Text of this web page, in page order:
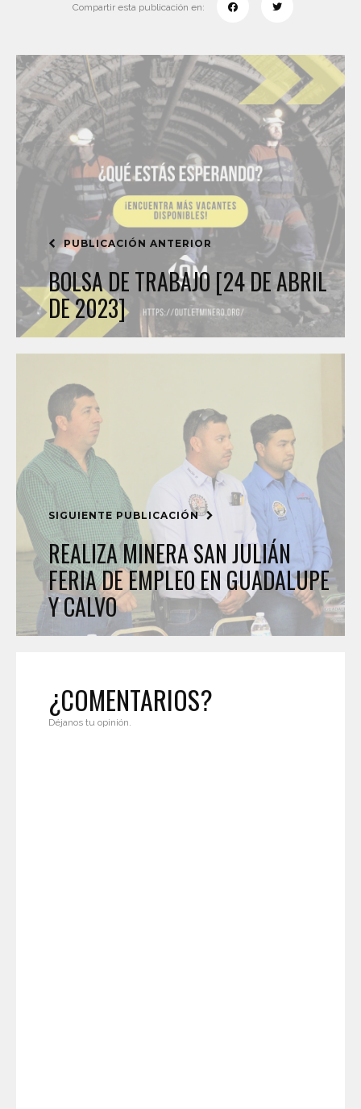
Compartir esta publicación en:
PUBLICACIÓN ANTERIOR
BOLSA DE TRABAJO [24 DE ABRIL
DE 2023]
SIGUIENTE PUBLICACIÓN
REALIZA MINERA SAN JULIÁN
FERIA DE EMPLEO EN GUADALUPE
Y CALVO
¿COMENTARIOS?
Déjanos tu opinión.